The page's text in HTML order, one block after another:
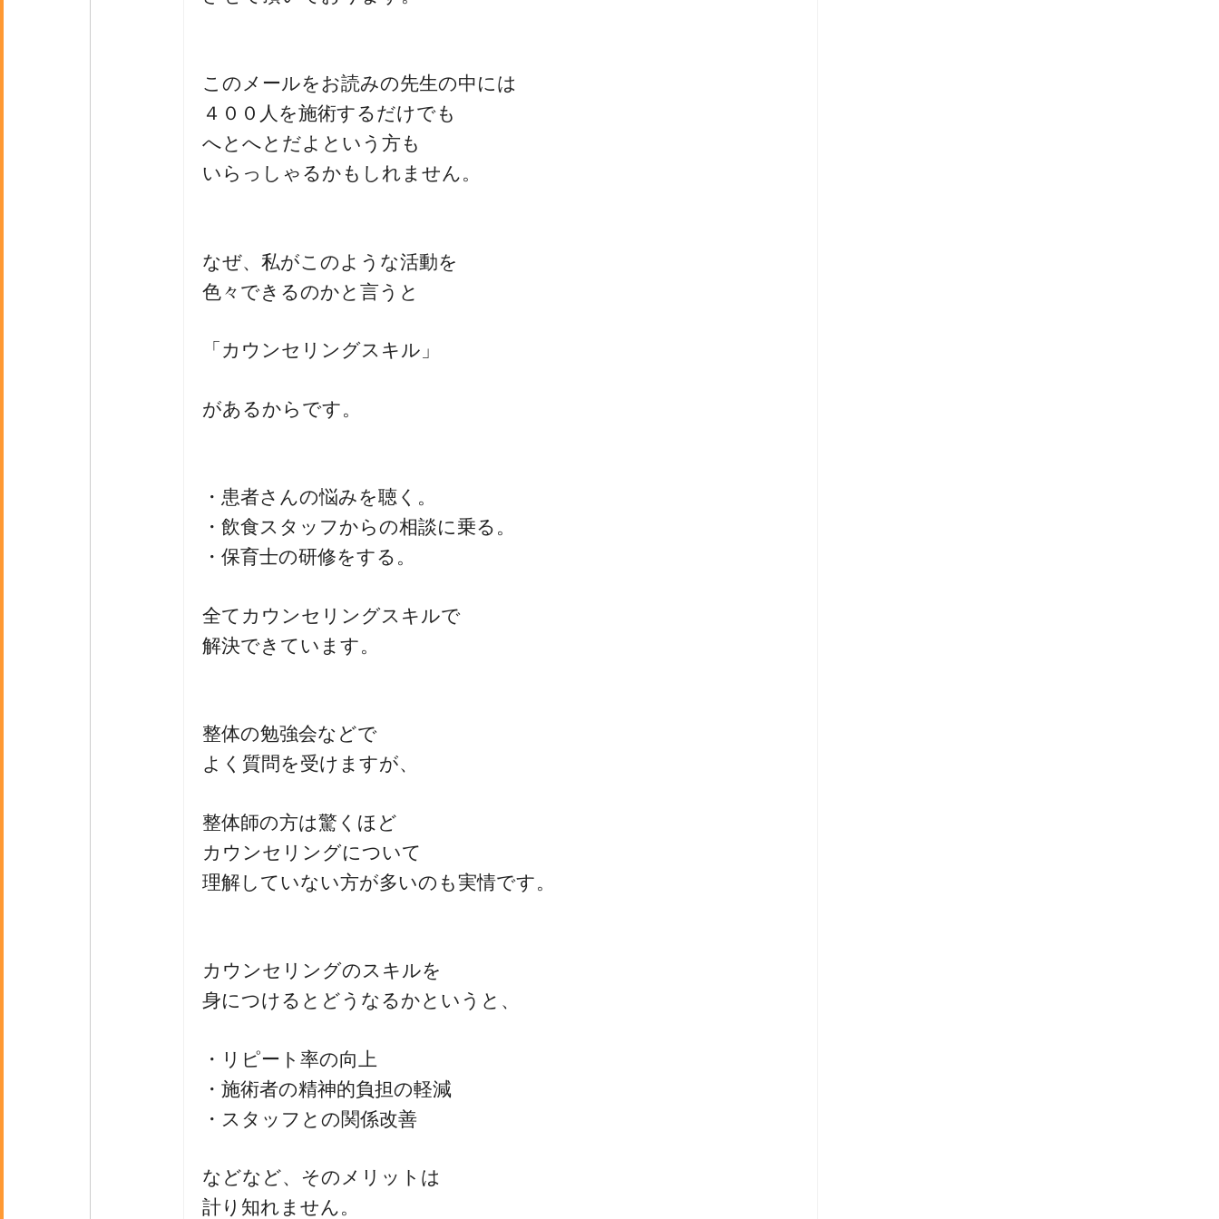
ゴッドハンド通信とは
このメールをお読みの先生の中には
４００人を施術するだけでも
へとへとだよという方も
いらっしゃるかもしれません。
なぜ、私がこのような活動を
色々できるのかと言うと
「カウンセリングスキル」
があるからです。
・患者さんの悩みを聴く。
・飲食スタッフからの相談に乗る。
・保育士の研修をする。
全てカウンセリングスキルで
解決できています。
整体の勉強会などで
よく質問を受けますが、
整体師の方は驚くほど
カウンセリングについて
理解していない方が多いのも実情です。
カウンセリングのスキルを
身につけるとどうなるかというと、
・リピート率の向上
・施術者の精神的負担の軽減
・スタッフとの関係改善
などなど、そのメリットは
計り知れません。